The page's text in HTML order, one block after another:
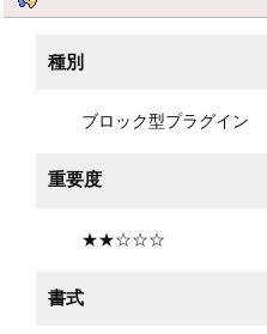
種別
ブロック型プラグイン
重要度
★★☆☆☆
書式